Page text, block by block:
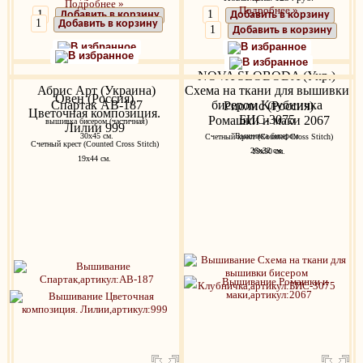
Добавить в корзину
В избранное
Добавить в корзину
В избранное
Абрис Арт (Украина)
Спартак AB-187
вышивка бисером (частичная)
30х45 см.
NOVA SLOBODA (Укр.)
Схема на ткани для вышивки
бисером Клубничка
БИС-3075
Вышивка бисером
26x32 см.
Подробнее »
Добавить в корзину
В избранное
Подробнее »
Добавить в корзину
В избранное
Овен (Россия)
Цветочная композиция.
Лилии 999
Счетный крест (Counted Cross Stitch)
19х44 см.
Риолис (Россия)
Ромашки и маки 2067
Счетный крест (Counted Cross Stitch)
19х90 см.